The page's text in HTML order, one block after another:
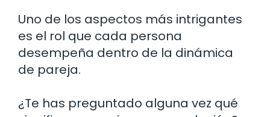
Uno de los aspectos más intrigantes
es el rol que cada persona
desempeña dentro de la dinámica
de pareja.
¿Te has preguntado alguna vez qué